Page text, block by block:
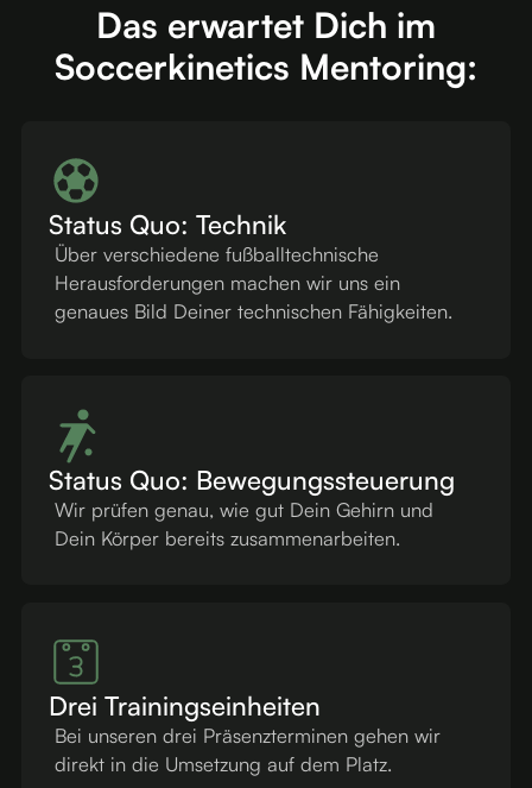
Das erwartet Dich im
Soccerkinetics Mentoring:
Status Quo: Technik
Über verschiedene fußballtechnische
Herausforderungen machen wir uns ein
genaues Bild Deiner technischen Fähigkeiten.
Status Quo: Bewegungssteuerung
Wir prüfen genau, wie gut Dein Gehirn und
Dein Körper bereits zusammenarbeiten.
Drei Trainingseinheiten
Bei unseren drei Präsenzterminen gehen wir
direkt in die Umsetzung auf dem Platz.